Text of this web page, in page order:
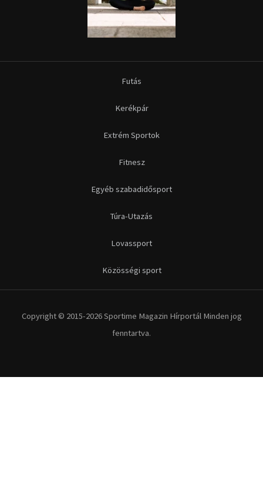
Futás
Kerékpár
Extrém Sportok
Fitnesz
Egyéb szabadidősport
Túra-Utazás
Lovassport
Közösségi sport
Copyright © 2015-2026 Sportime Magazin Hírportál Minden jog
fenntartva.